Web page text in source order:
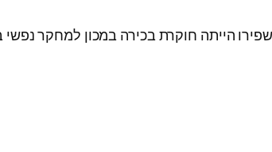
פרנסין שפירו, בסוף שנות ה80. שפירו הייתה חוקרת בכירה